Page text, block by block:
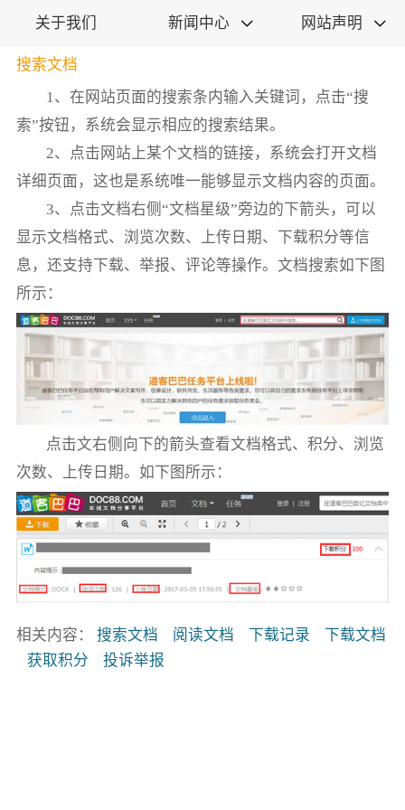
关于我们 新闻中心  网站声明 
搜索文档
1、在网站页面的搜索条内输入关键词，点击“搜
索”按钮，系统会显示相应的搜索结果。
2、点击网站上某个文档的链接，系统会打开文档
详细页面，这也是系统唯一能够显示文档内容的页面。
3、点击文档右侧“文档星级”旁边的下箭头，可以
显示文档格式、浏览次数、上传日期、下载积分等信
息，还支持下载、举报、评论等操作。文档搜索如下图
所示：
点击文右侧向下的箭头查看文档格式、积分、浏览
次数、上传日期。如下图所示：
相关内容： 搜索文档 阅读文档 下载记录
下载文档
获取积分
投诉举报